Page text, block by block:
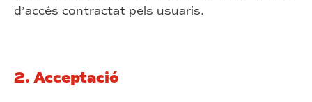
d’accés contractat pels usuaris.
2. Acceptació